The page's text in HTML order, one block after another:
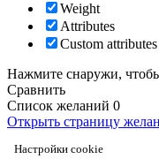
Weight
Attributes
Custom attributes
Нажмите снаружи,
Сравнить
Список желаний 0
Открыть страницу
Настройки cookie